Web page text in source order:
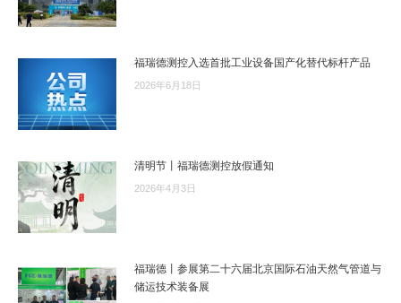
福瑞德测控入选首批工业设备国产化替代标杆产品
2026年6月18日
清明节丨福瑞德测控放假通知
2026年4月3日
福瑞德丨参展第二十六届北京国际石油天然气管道与
储运技术装备展